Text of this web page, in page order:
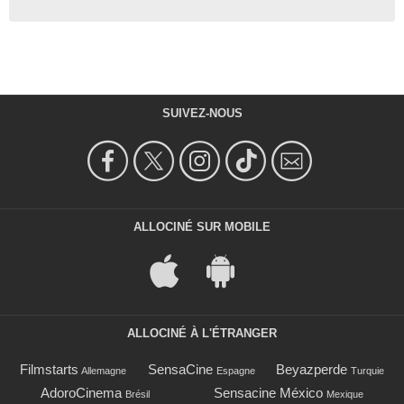
SUIVEZ-NOUS
ALLOCINÉ SUR MOBILE
ALLOCINÉ À L'ÉTRANGER
Filmstarts Allemagne SensaCine Espagne Beyazperde Turquie
AdoroCinema Brésil Sensacine México Mexique